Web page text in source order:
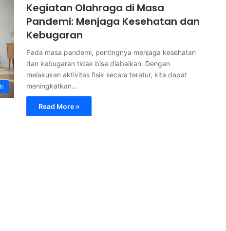
Kegiatan Olahraga di Masa
Pandemi: Menjaga Kesehatan dan
Kebugaran
Pada masa pandemi, pentingnya menjaga kesehatan
dan kebugaran tidak bisa diabaikan. Dengan
melakukan aktivitas fisik secara teratur, kita dapat
meningkatkan…
Read More »